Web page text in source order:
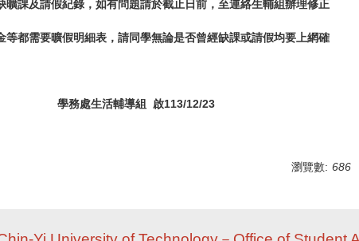
課及請假紀錄，如有問題請於截止日前，至連絡生輔組辦理修正
都需要曠假明細表，請同學無論是否曾經缺課或請假均要上網確
學務處生活輔導組 啟113/12/23
瀏覽數: 686